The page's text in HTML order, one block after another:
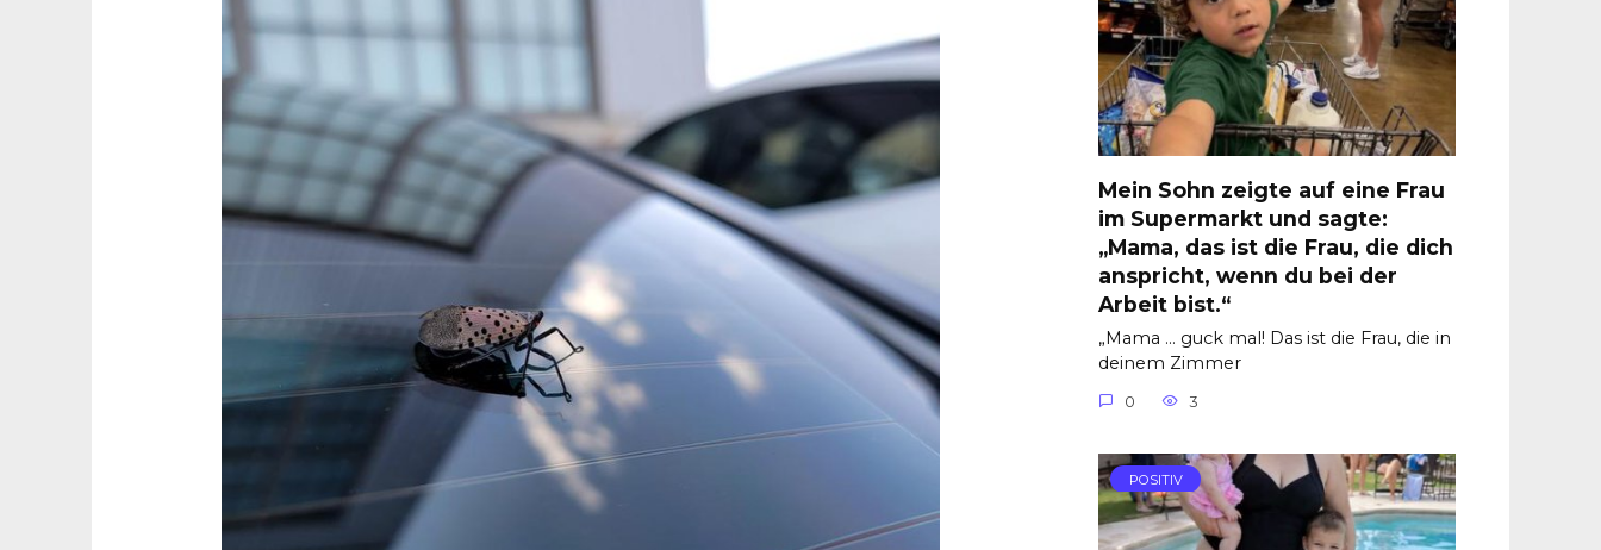
Mein Sohn zeigte auf eine Frau
im Supermarkt und sagte:
„Mama, das ist die Frau, die dich
anspricht, wenn du bei der
Arbeit bist.“
„Mama … guck mal! Das ist die Frau, die in
deinem Zimmer
0 3
POSITIV